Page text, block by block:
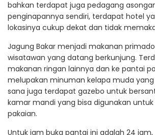
bahkan terdapat juga pedagang
penginapannya sendiri, terdapat hotel
lokasinya cukup dekat dan tidak
Jagung Bakar menjadi makanan
wisatawan yang datang berkunjung.
makanan ringan lainnya dan ke pantai
melupakan minuman kelapa muda
sana juga terdapat gazebo untuk
kamar mandi yang bisa digunakan
pakaian.
Untuk jam buka pantai ini adalah 24